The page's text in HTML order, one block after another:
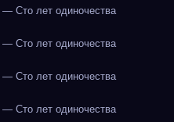
— Сто лет одиночества
— Сто лет одиночества
— Сто лет одиночества
— Сто лет одиночества